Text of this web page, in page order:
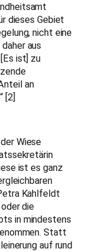
dieses Gebiet
nicht eine
aus
ist] zu
an
[2]
Wiese
ist es ganz
Kahlfeldt
die
in mindestens
Statt
auf rund